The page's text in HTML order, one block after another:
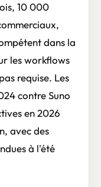
10 000
dans la
les workflows
requise. Les
contre Suno
en 2026
avec des
à l'été